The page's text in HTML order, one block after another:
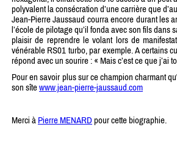
polyvalent la consécration d’une carrière que
Jean-Pierre Jaussaud courra encore durant les
l’école de pilotage qu’il fonda avec son fils
plaisir de reprendre le volant lors de
vénérable RS01 turbo, par exemple. A certains
répond avec un sourire : « Mais c’est ce que j’ai
Pour en savoir plus sur ce champion charmant
son sîtewww.jean-pierre-jaussaud.com
Merci à Pierre MENARDpour cette biographie.